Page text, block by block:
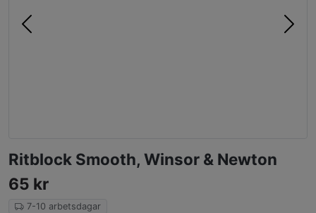
Föregående Nästa
Ritblock Smooth, Winsor & Newton
65 kr
7-10 arbetsdagar